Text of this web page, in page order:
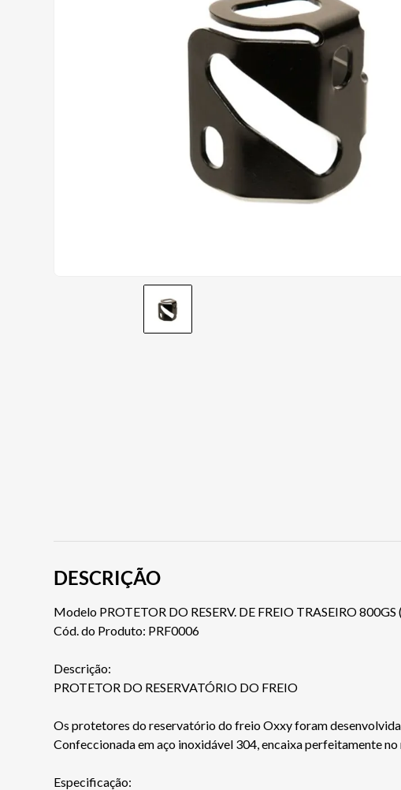
DESCRIÇÃO
Modelo PROTETOR DO RESERV. DE FREIO TRASEIRO
Cód. do Produto: PRF0006
Descrição:
PROTETOR DO RESERVATÓRIO DO FREIO
Os protetores do reservatório do freio Oxxy foram
Confeccionada em aço inoxidável 304, encaixa perfeitamente
Especificação:
AIROH
BOTAS